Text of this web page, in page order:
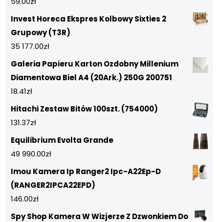
Invest Horeca Ekspres Kolbowy Sixties 2
Grupowy (T3R)
35 177.00zł
Galeria Papieru Karton Ozdobny Millenium
Diamentowa Biel A4 (20Ark.) 250G 200751
18.41zł
Hitachi Zestaw Bitów 100szt. (754000)
131.37zł
Equilibrium Evolta Grande
49 990.00zł
Imou Kamera Ip Ranger2 Ipc-A22Ep-D
(RANGER2IPCA22EPD)
146.00zł
Spy Shop Kamera W Wizjerze Z Dzwonkiem Do